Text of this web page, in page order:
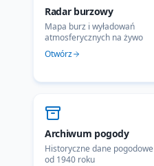
Radar burzowy
Mapa burz i wyładowań
atmosferycznych na żywo
Otwórz
Archiwum pogody
Historyczne dane pogodowe
od 1940 roku